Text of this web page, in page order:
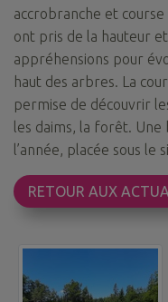
accrobranche et course
ont pris de la hauteur
appréhensions pour
haut des arbres. La
permise de découvrir
les daims, la forêt.
l’année, placée sous le
RETOUR AUX